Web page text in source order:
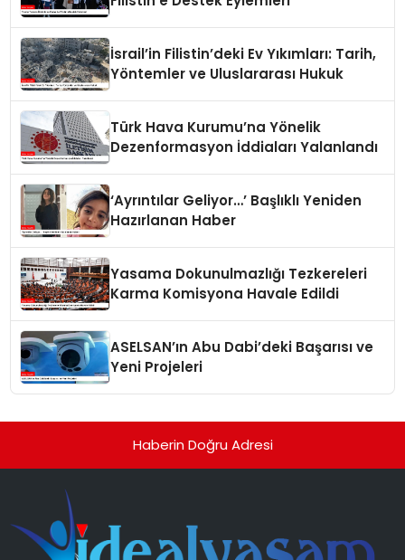
İsrail’in Filistin’deki Ev Yıkımları: Tarih,
Yöntemler ve Uluslararası Hukuk
Türk Hava Kurumu’na Yönelik
Dezenformasyon İddiaları Yalanlandı
‘Ayrıntılar Geliyor…’ Başlıklı Yeniden
Hazırlanan Haber
Yasama Dokunulmazlığı Tezkereleri
Karma Komisyona Havale Edildi
ASELSAN’ın Abu Dabi’deki Başarısı ve
Yeni Projeleri
Haberin Doğru Adresi